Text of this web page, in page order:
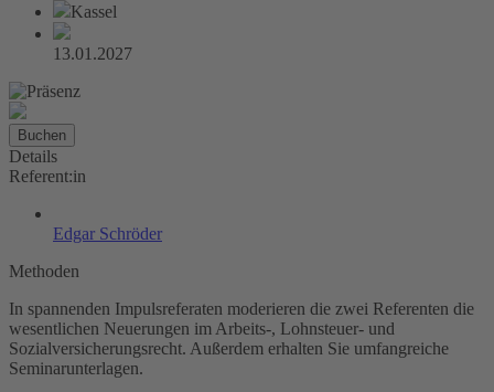
Kassel
13.01.2027
Buchen
Details
Referent:in
Edgar Schröder
Methoden
In spannenden Impulsreferaten moderieren die zwei Referenten die
wesentlichen Neuerungen im ­Arbeits-, Lohnsteuer- und
Sozialversicherungsrecht. Außerdem erhalten Sie umfangreiche
Seminarunterlagen.